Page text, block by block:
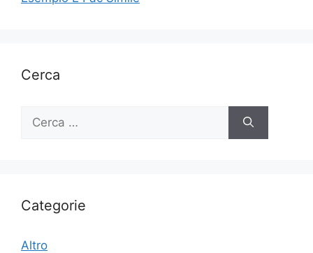
Cerca
Ricerca
Categorie
Altro